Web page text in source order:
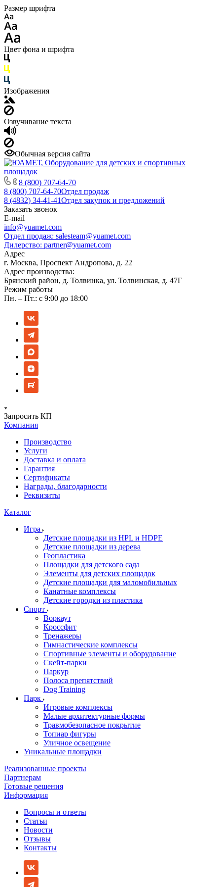
Размер шрифта
Цвет фона и шрифта
Изображения
Озвучивание текста
Обычная версия сайта
8 (800) 707-64-70
8 (800) 707-64-70Отдел продаж
8 (4832) 34-41-41Отдел закупок и предложений
Заказать звонок
E-mail
info@yuamet.com
Отдел продаж: salesteam@yuamet.com
Дилерство: partner@yuamet.com
Адрес
г. Москва, Проспект Андропова, д. 22
Адрес производства:
Брянский район, д. Толвинка, ул. Толвинская, д. 47Г
Режим работы
Пн. – Пт.: с 9:00 до 18:00
Запросить КП
Компания
Производство
Услуги
Доставка и оплата
Гарантия
Сертификаты
Награды, благодарности
Реквизиты
Каталог
Игра
Детские площадки из HPL и HDPE
Детские площадки из дерева
Геопластика
Площадки для детского сада
Элементы для детских площадок
Детские площадки для маломобильных
Канатные комплексы
Детские городки из пластика
Спорт
Воркаут
Кроссфит
Тренажеры
Гимнастические комплексы
Спортивные элементы и оборудование
Скейт-парки
Паркур
Полоса препятствий
Dog Training
Парк
Игровые комплексы
Малые архитектурные формы
Травмобезопасное покрытие
Топиар фигуры
Уличное освещение
Уникальные площадки
Реализованные проекты
Партнерам
Готовые решения
Информация
Вопросы и ответы
Статьи
Новости
Отзывы
Контакты